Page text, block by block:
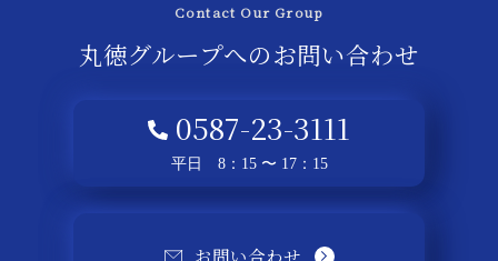
Contact Our Group
丸徳グループへのお問い合わせ
0587-23-3111
平日 8：15 〜 17：15
お問い合わせ